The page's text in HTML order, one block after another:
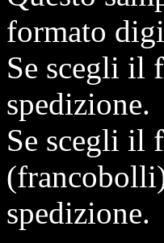
formato
Se scegli il
spedizione.
Se scegli il
spedizione.